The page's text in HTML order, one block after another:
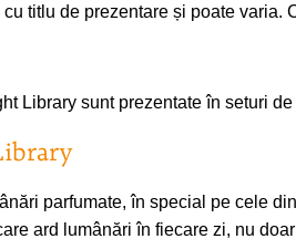
titlu de prezentare și poate
Library sunt prezentate în seturi
parfumate, în special pe cele
ard lumânări în fiecare zi, nu